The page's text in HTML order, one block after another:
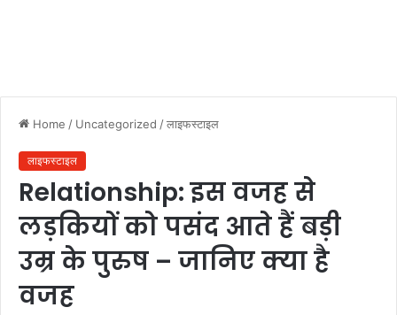
Home / Uncategorized /लाइफस्टाइल
लाइफस्टाइल
Relationship: इस वजह से
लड़कियों को पसंद आते हैं बड़ी
उम्र के पुरुष – जानिए क्या है
वजह